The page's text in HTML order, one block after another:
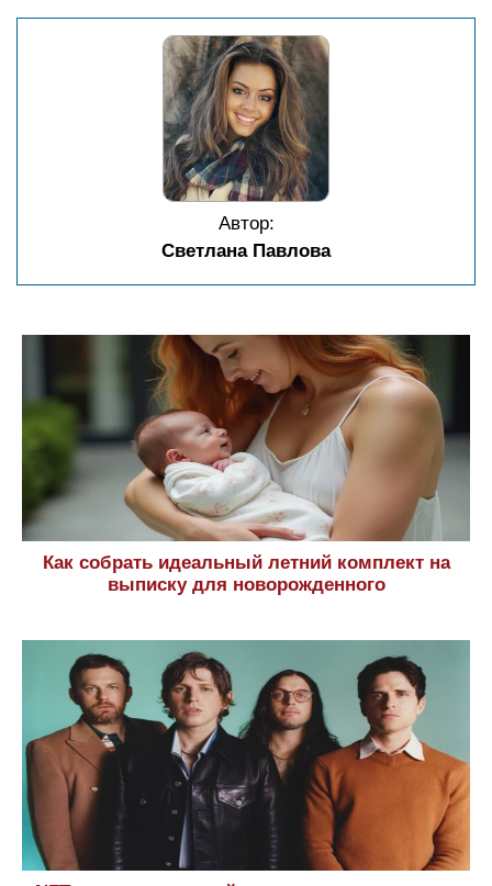
Автор:
Светлана Павлова
Как собрать идеальный летний комплект на
выписку для новорожденного